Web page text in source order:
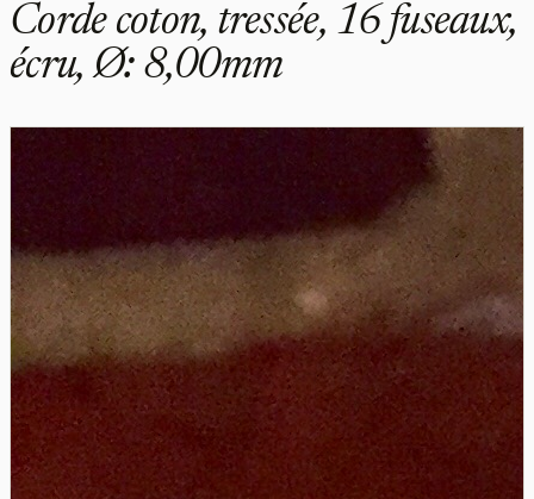
Corde coton, tressée, 16 fuseaux,
écru, Ø: 8,00mm